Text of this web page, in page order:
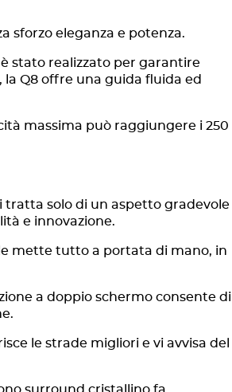
sforzo eleganza e potenza.
stato realizzato per garantire
Q8 offre una guida fluida ed
massima può raggiungere i 250
tratta solo di un aspetto gradevole
e innovazione.
mette tutto a portata di mano, in
a doppio schermo consente di
le strade migliori e vi avvisa del